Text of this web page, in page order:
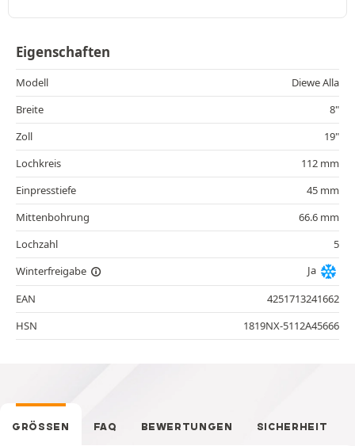
Eigenschaften
Modell
Diewe Alla
Breite
8"
Zoll
19"
Lochkreis
112 mm
Einpresstiefe
45 mm
Mittenbohrung
66.6 mm
Lochzahl
5
Winterfreigabe
Ja
EAN
4251713241662
HSN
1819NX-5112A45666
GRÖSSEN FAQ BEWERTUNGEN SICHERHEIT